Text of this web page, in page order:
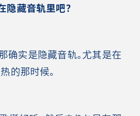
隐藏音轨里吧？
确实是隐藏音轨。尤其是在
的那时候。